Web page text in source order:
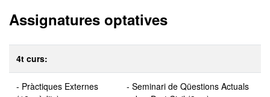
Assignatures optatives
4t curs:
- Pràctiques Externes
- Seminari de Qüestions Actuals